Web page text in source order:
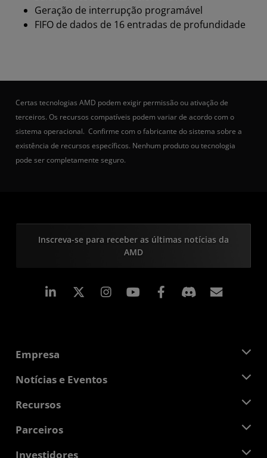
Geração de interrupção programável
FIFO de dados de 16 entradas de profundidade
Certas tecnologias AMD podem exigir permissão ou ativação de
terceiros. Os recursos compatíveis podem variar de acordo com o
sistema operacional. Confirme com o fabricante do sistema sobre a
existência de recursos específicos. Nenhum produto ou tecnologia
pode ser completamente seguro.
Inscreva-se para receber as últimas notícias da
AMD
Linkedin Instagram Facebook
Empresa
Sobre a AMD
Responsibilidade Corporativa
Oportunidades de Emprego
Contato AMD
Notícias e Eventos
Sala de Imprensa
Bibliotecas de Mídias
Recursos
Central do desenvolvedor
Parceiros
AMD Partner Hub
Investidores